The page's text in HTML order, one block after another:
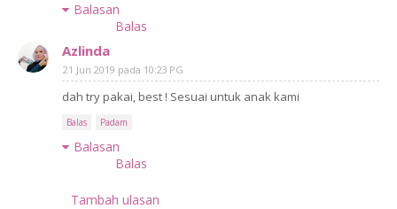
Balasan
Balas
Azlinda
21 Jun 2019 pada 10:23 PG
dah try pakai, best ! Sesuai untuk anak kami
Balas Padam
Balasan
Balas
Tambah ulasan